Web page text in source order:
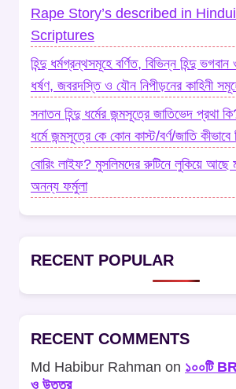
Rape Story’s described in
Scriptures
হিন্দু ধর্মগ্রন্থসমূহে বর্ণিত, বিভিন্ন হিন্দু
ধর্ষণ, জবরদস্তি ও যৌন নিপীড়নের কাহিনী
সনাতন হিন্দু ধর্মের জন্মসূত্রে জাতিভেদ প্রথা
ধর্মে জন্মসূত্রে কে কোন কাস্ট/বর্ণ/জাতি কীভাবে
বোরিং লাইফ? মুসলিমদের রুটিনে লুকিয়ে আছে
অনন্য ফর্মুলা
RECENT POPULAR
RECENT COMMENTS
Md Habibur Rahman on ১০০টি
ও উত্তর